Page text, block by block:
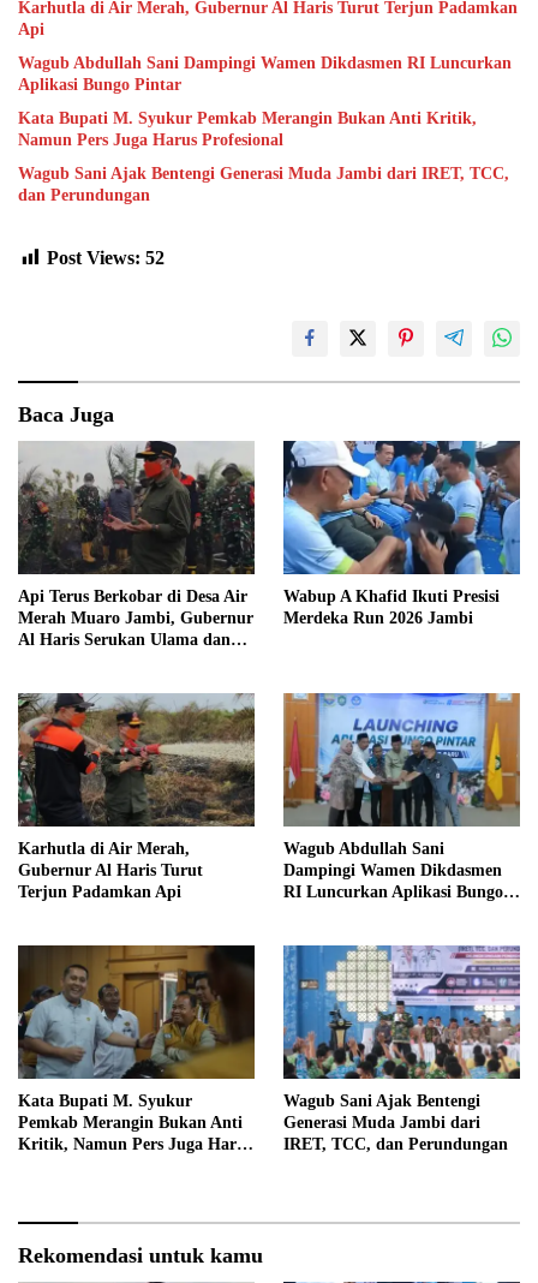
Karhutla di Air Merah, Gubernur Al Haris Turut Terjun Padamkan
Api
Wagub Abdullah Sani Dampingi Wamen Dikdasmen RI Luncurkan
Aplikasi Bungo Pintar
Kata Bupati M. Syukur Pemkab Merangin Bukan Anti Kritik,
Namun Pers Juga Harus Profesional
Wagub Sani Ajak Bentengi Generasi Muda Jambi dari IRET, TCC,
dan Perundungan
Post Views: 52
Baca Juga
Api Terus Berkobar di Desa Air
Merah Muaro Jambi, Gubernur
Al Haris Serukan Ulama dan
Wabup A Khafid Ikuti Presisi
Merdeka Run 2026 Jambi
Karhutla di Air Merah,
Gubernur Al Haris Turut
Terjun Padamkan Api
Wagub Abdullah Sani
Dampingi Wamen Dikdasmen
RI Luncurkan Aplikasi Bungo
Kata Bupati M. Syukur
Pemkab Merangin Bukan Anti
Kritik, Namun Pers Juga Harus
Wagub Sani Ajak Bentengi
Generasi Muda Jambi dari
IRET, TCC, dan Perundungan
Rekomendasi untuk kamu